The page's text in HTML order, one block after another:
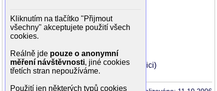
Mirko Musil
Ivo Niederla
Zdeňka Burdová
Zita Kabátová
Miroslav Vladyka (ošetřovatel v nemocnici)
Kliknutím na tlačítko "Přijmout
všechny" akceptujete použití všech
cookies.
Reálně jde pouze o anonymní
měření návštěvnosti, jiné cookies
třetích stran nepoužíváme.
Použití jen některých typů cookies